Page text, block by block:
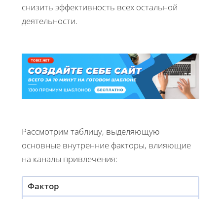
снизить эффективность всех остальной
деятельности.
Рассмотрим таблицу, выделяющую
основные внутренние факторы, влияющие
на каналы привлечения:
Фактор